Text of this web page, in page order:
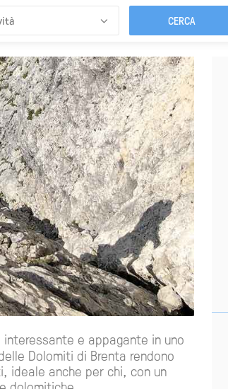
e appagante in uno
Dolomiti di Brenta rendono
ideale anche per chi, con un